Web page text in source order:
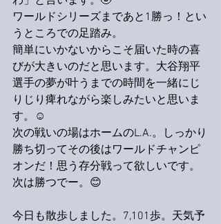
ワールドシリーズまであと1勝っ！とい
うところでの足踏み。
簡単にいかないからこそ届いた時の喜
びが大きいのだと思います。大谷翔平
選手の夢が叶うまでの時間を一緒にじ
りじり痺れながら楽しみたいと思いま
す。☺️
次の戦いの場はホームのL.A.。しっかり
勝ち切ってその後はワールドチャンピ
オンだ！思う存分戦って欲しいです。
次は勝つでー。😊
今日も散歩しました。7,101歩。天気予